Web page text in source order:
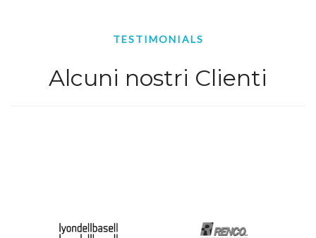
TESTIMONIALS
Alcuni nostri Clienti